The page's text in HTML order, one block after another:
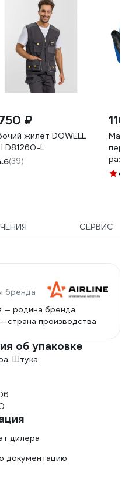
₽
жилет DOWELL
D81260-L
(39)
110 ₽
размер
4.7
СЕРВИС
бренда
— родина бренда
страна производства
об упаковке
Штука
дилера
документацию